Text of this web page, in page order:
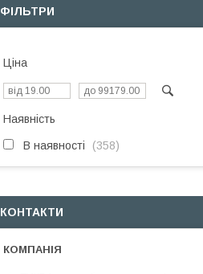
ФІЛЬТРИ
Ціна
Наявність
В наявності 358
КОНТАКТИ